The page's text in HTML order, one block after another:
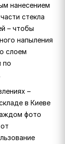
нанесением
стекла
– чтобы
напыления
слоем
по
–
в Киеве
фото